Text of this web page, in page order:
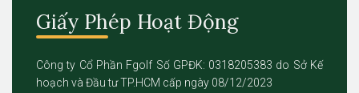
Giấy Phép Hoạt Động
Công ty Cổ Phần Fgolf Số GPĐK: 0318205383 do Sở Kế
hoạch và Đầu tư TP.HCM cấp ngày 08/12/2023